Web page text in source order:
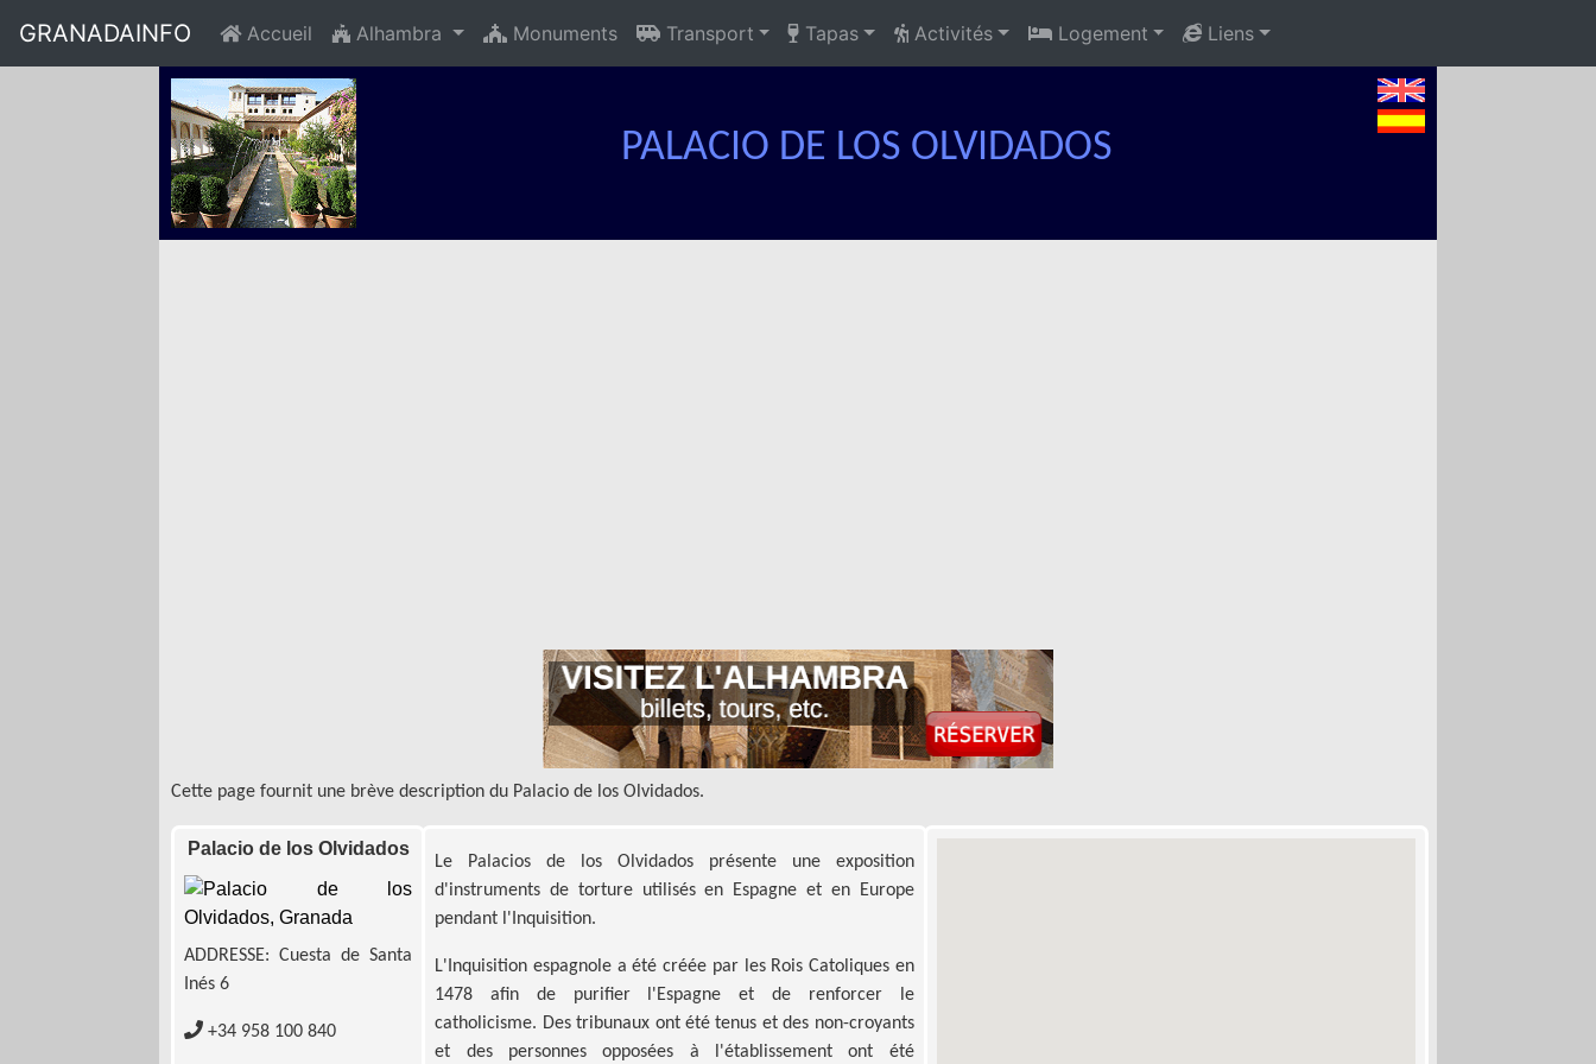
GRANADAINFO Accueil Alhambra Monuments Transport Tapas Activités Logement Liens
PALACIO DE LOS OLVIDADOS
Cette page fournit une brève description du Palacio de los Olvidados.
Palacio de los Olvidados
ADDRESSE: Cuesta de Santa
Inés 6
+34 958 100 840
Le Palacios de los Olvidados présente une exposition
d'instruments de torture utilisés en Espagne et en Europe
pendant l'Inquisition.
L'Inquisition espagnole a été créée par les Rois Catoliques en
1478 afin de purifier l'Espagne et de renforcer le
catholicisme. Des tribunaux ont été tenus et des non-croyants
et des personnes opposées à l'établissement ont été